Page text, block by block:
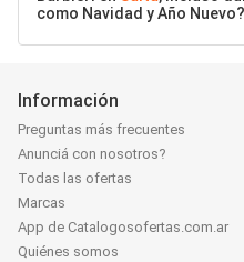
como Navidad y Año Nuevo?
Información
Preguntas más frecuentes
Anunciá con nosotros?
Todas las ofertas
Marcas
App de Catalogosofertas.com.ar
Quiénes somos